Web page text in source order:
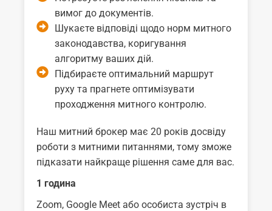
вимог до документів.
Шукаєте відповіді щодо норм митного
законодавства, коригування
алгоритму ваших дій.
Підбираєте оптимальний маршрут
руху та прагнете оптимізувати
проходження митного контролю.
Наш митний брокер має 20 років досвіду
роботи з митними питаннями, тому зможе
підказати найкраще рішення саме для вас.
1 година
Zoom, Google Meet або особиста зустріч в